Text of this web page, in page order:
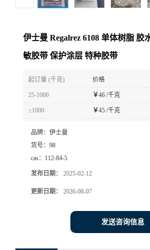
伊士曼 Regalrez 6108 单体树脂 胶
敏胶带 保护涂层 特种胶带
起订量 (千克) 价格
25-1000 ￥46 /千克
≥1000 ￥45 /千克
品牌： 伊士曼
货号： 98
cas： 112-84-5
发布日期： 2025-02-12
更新日期： 2026-08-07
发送咨询信息